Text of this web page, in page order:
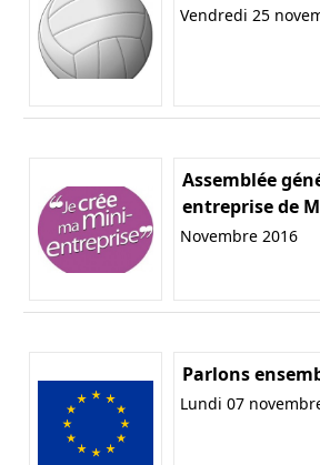
Vendredi 25
Assemblée
entreprise de
Novembre 2016
Parlons
Lundi 07